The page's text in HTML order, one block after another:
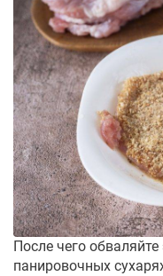
После чего
панировочных